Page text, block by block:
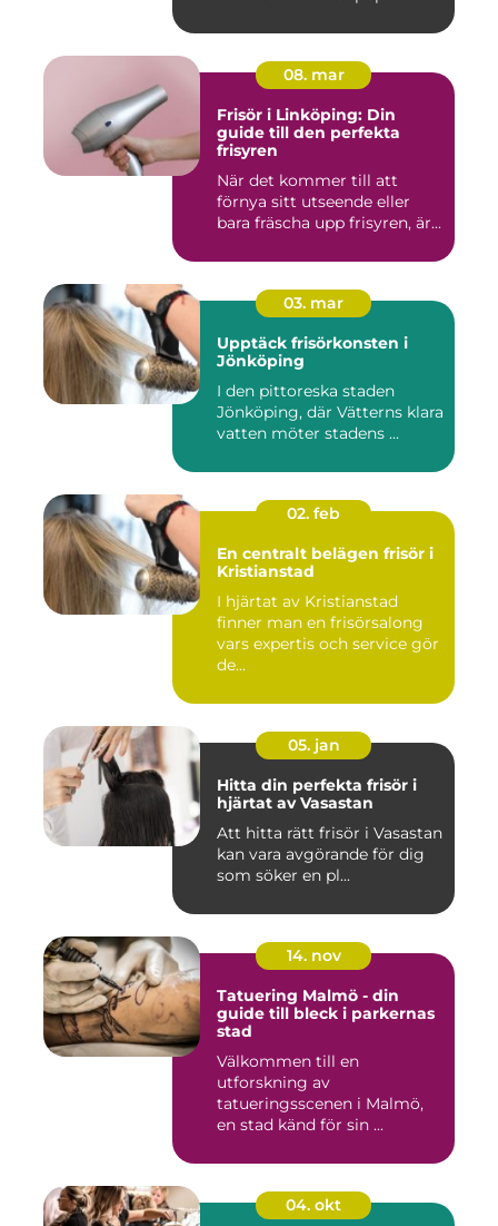
08. mar
Frisör i Linköping: Din
guide till den perfekta
frisyren
När det kommer till att
förnya sitt utseende eller
bara fräscha upp frisyren, är...
03. mar
Upptäck frisörkonsten i
Jönköping
I den pittoreska staden
Jönköping, där Vätterns klara
vatten möter stadens ...
02. feb
En centralt belägen frisör i
Kristianstad
I hjärtat av Kristianstad
finner man en frisörsalong
vars expertis och service gör
de...
05. jan
Hitta din perfekta frisör i
hjärtat av Vasastan
Att hitta rätt frisör i Vasastan
kan vara avgörande för dig
som söker en pl...
14. nov
Tatuering Malmö - din
guide till bleck i parkernas
stad
Välkommen till en
utforskning av
tatueringsscenen i Malmö,
en stad känd för sin ...
04. okt